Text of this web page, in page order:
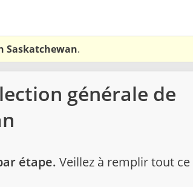
Saskatchewan.
générale de
étape. Veillez à remplir tout ce